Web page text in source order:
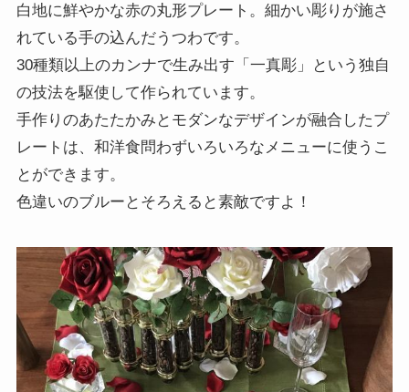
白地に鮮やかな赤の丸形プレート。細かい彫りが施さ
れている手の込んだうつわです。
30種類以上のカンナで生み出す「一真彫」という独自
の技法を駆使して作られています。
手作りのあたたかみとモダンなデザインが融合したプ
レートは、和洋食問わずいろいろなメニューに使うこ
とができます。
色違いのブルーとそろえると素敵ですよ！